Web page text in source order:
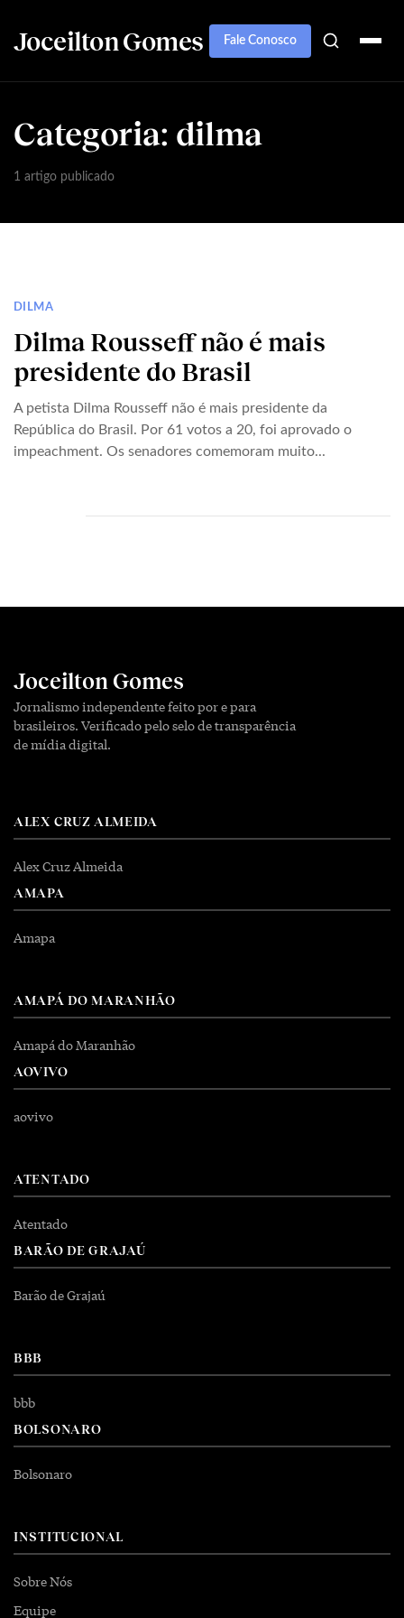
Joceilton Gomes Fale Conosco
Categoria: dilma
1 artigo publicado
DILMA
Dilma Rousseff não é mais
presidente do Brasil
A petista Dilma Rousseff não é mais presidente da
República do Brasil. Por 61 votos a 20, foi aprovado o
impeachment. Os senadores comemoram muito...
Joceilton Gomes
Jornalismo independente feito por e para
brasileiros. Verificado pelo selo de transparência
de mídia digital.
ALEX CRUZ ALMEIDA
Alex Cruz Almeida
AMAPA
Amapa
AMAPÁ DO MARANHÃO
Amapá do Maranhão
AOVIVO
aovivo
ATENTADO
Atentado
BARÃO DE GRAJAÚ
Barão de Grajaú
BBB
bbb
BOLSONARO
Bolsonaro
INSTITUCIONAL
Sobre Nós
Equipe